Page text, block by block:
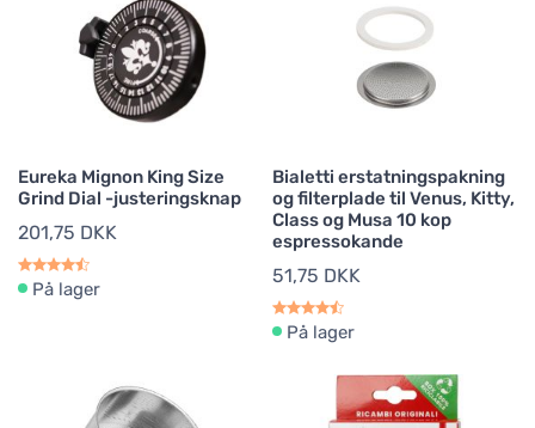
Eureka Mignon King Size
Grind Dial -justeringsknap
201,75 DKK
På lager
Bialetti erstatningspakning
og filterplade til Venus, Kitty,
Class og Musa 10 kop
espressokande
51,75 DKK
På lager